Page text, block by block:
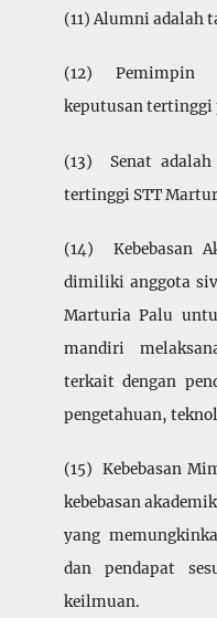
(11) Alumni adalah
(12) Pemimpin
keputusan tertinggi
(13) Senat
tertinggi STT
(14) Kebebasan
dimiliki anggota
Marturia Palu
mandiri
terkait dengan
pengetahuan,
(15) Kebebasan
kebebasan
yang
dan pendapat
keilmuan.